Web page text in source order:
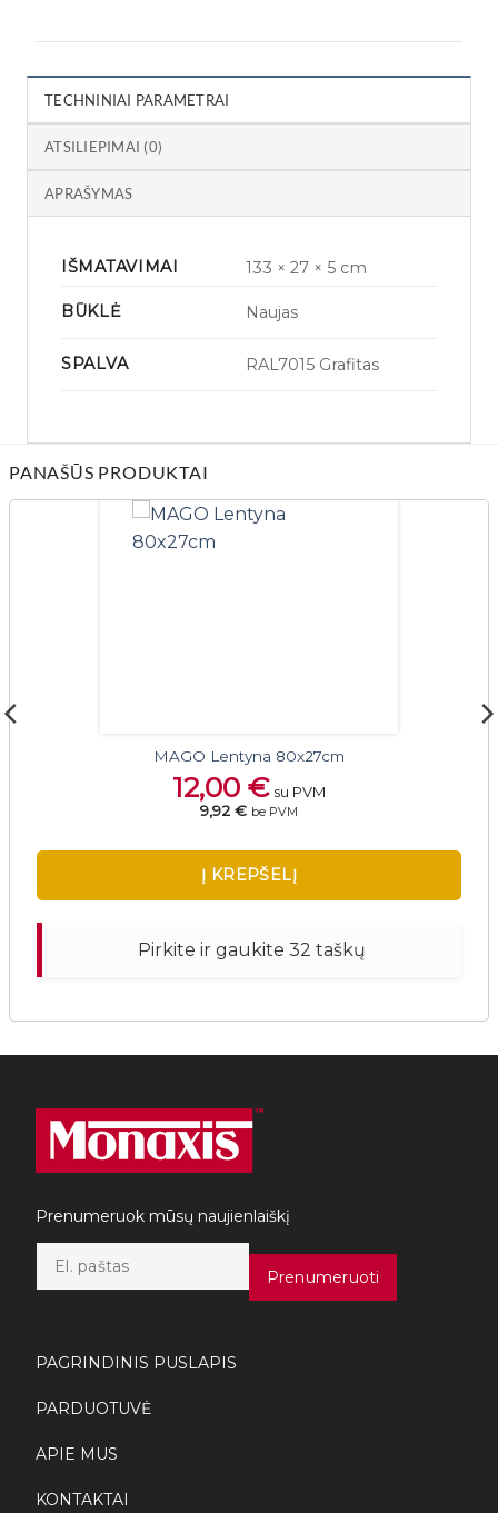
TECHNINIAI PARAMETRAI
ATSILIEPIMAI (0)
APRAŠYMAS
IŠMATAVIMAI 133 × 27 × 5 cm
BŪKLĖ Naujas
SPALVA RAL7015 Grafitas
PANAŠŪS PRODUKTAI
MAGO Lentyna 80x27cm
12,00 € su PVM
9,92 € be PVM
Į KREPŠELĮ
Pirkite ir gaukite 32 taškų
Prenumeruok mūsų naujienlaiškį
*
Prenumeruoti
PAGRINDINIS PUSLAPIS
PARDUOTUVĖ
APIE MUS
KONTAKTAI